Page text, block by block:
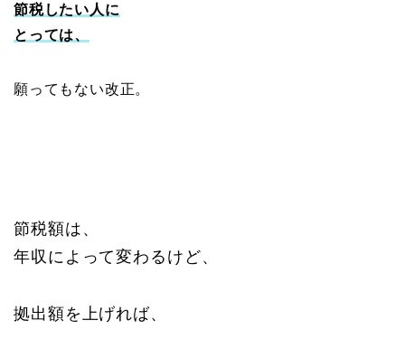
節税したい人に
とっては、
願ってもない改正。
節税額は、
年収によって変わるけど、
拠出額を上げれば、